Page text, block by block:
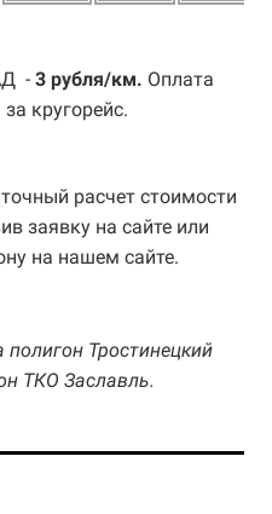
- 3 рубля/км. Оплата
кругорейс.
расчет стоимости
заявку на сайте или
на нашем сайте.
Тростинецкий
ТКО Заславль.